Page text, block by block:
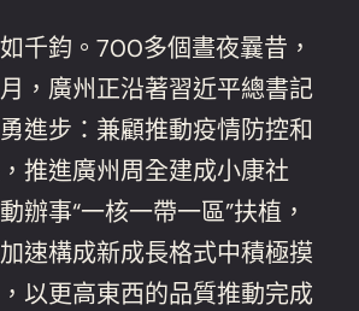
千鈞。700多個晝夜曩昔，
，廣州正沿著習近平總書記
進步：兼顧推動疫情防控和
推進廣州周全建成小康社
辦事“一核一帶一區”扶植，
速構成新成長格式中積極摸
以更高東西的品質推動完成